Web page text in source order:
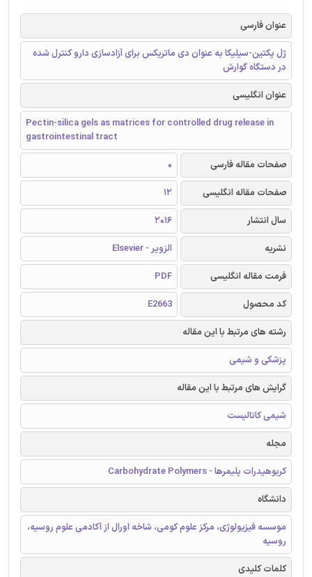
عنوان فارسی
ژل پکتین-سیلیکا به عنوان دی ماتریکس برای آزادسازی دارو کنترل شده
در دستگاه گوارش
عنوان انگلیسی
Pectin-silica gels as matrices for controlled drug release in
gastrointestinal tract
صفحات مقاله فارسی
0
صفحات مقاله انگلیسی
12
سال انتشار
2016
نشریه
الزویر - Elsevier
فرمت مقاله انگلیسی
PDF
کد محصول
E2663
رشته های مرتبط با این مقاله
پزشکی و شیمی
گرایش های مرتبط با این مقاله
شیمی کاتالیست
مجله
کربوهیدرات پلیمرها - Carbohydrate Polymers
دانشگاه
موسسه فیزیولوژی، مرکز علوم کومی، شاخه اورال از آکادمی علوم روسیه،
روسیه
کلمات کلیدی